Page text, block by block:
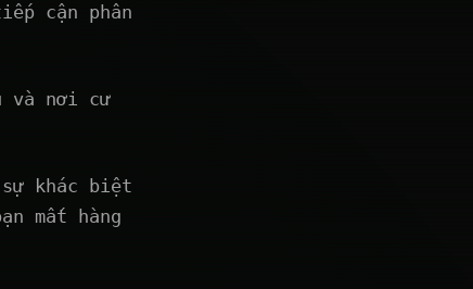
cận phân
và nơi cư
khác biệt
mất hàng